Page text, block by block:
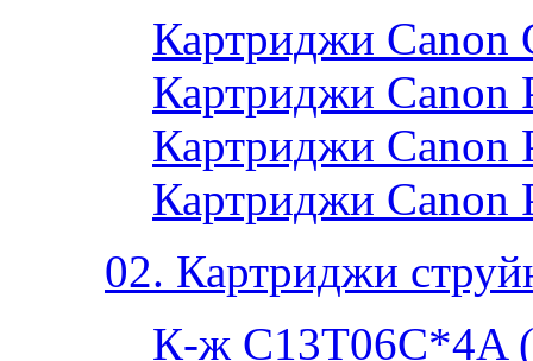
Картриджи Canon
Картриджи Canon
Картриджи Canon
Картриджи Canon
02. Картриджи
К-ж